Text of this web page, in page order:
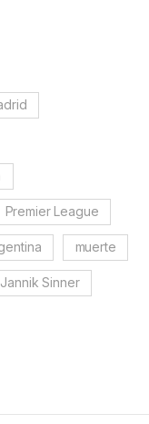
Premier League
muerte
Jannik Sinner